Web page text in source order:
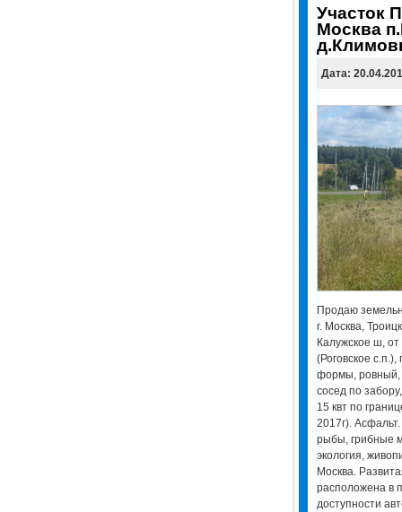
Участок
Москва
Дата:
Продаю
г. Москва,
Калужское ш,
(Роговское
формы, ровный,
сосед по
15 квт по
2017г).
рыбы, грибные
экология,
Москва.
расположена в
доступности